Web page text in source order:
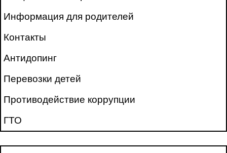
Информация для родителей
Контакты
Антидопинг
Перевозки детей
Противодействие коррупции
ГТО